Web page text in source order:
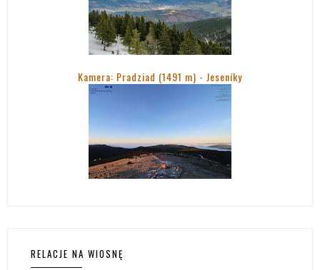
Kamera: Pradziad (1491 m) - Jeseníky
RELACJE NA WIOSNĘ